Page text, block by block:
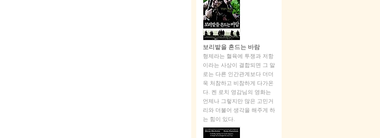
보리밭을 흔드는 바람
형제라는 혈육에 투쟁과 저항
이라는 사상이 결합되면 그 말
로는 다른 인간관계보다 더더
욱 처참하고 비참하게 다가온
다. 켄 로치 영감님의 영화는
언제나 그렇지만 많은 고민거
리와 더불어 생각을 해주게 하
는 힘이 있다.